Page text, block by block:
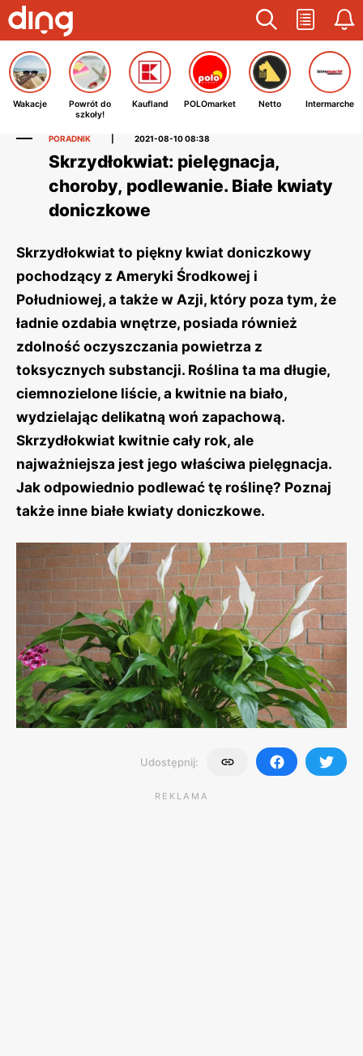
Wakacje
Powrót do
szkoły!
Kaufland POLOmarket Netto Intermarche
PORADNIK 2021-08-10 08:38
Skrzydłokwiat: pielęgnacja,
choroby, podlewanie. Białe kwiaty
doniczkowe
Skrzydłokwiat to piękny kwiat doniczkowy
pochodzący z Ameryki Środkowej i
Południowej, a także w Azji, który poza tym, że
ładnie ozdabia wnętrze, posiada również
zdolność oczyszczania powietrza z
toksycznych substancji. Roślina ta ma długie,
ciemnozielone liście, a kwitnie na biało,
wydzielając delikatną woń zapachową.
Skrzydłokwiat kwitnie cały rok, ale
najważniejsza jest jego właściwa pielęgnacja.
Jak odpowiednio podlewać tę roślinę? Poznaj
także inne białe kwiaty doniczkowe.
Udostępnij:
REKLAMA